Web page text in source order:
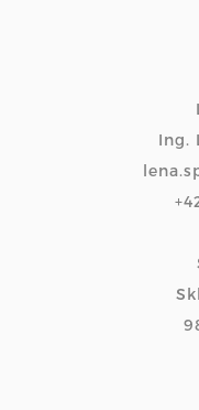
Ing.